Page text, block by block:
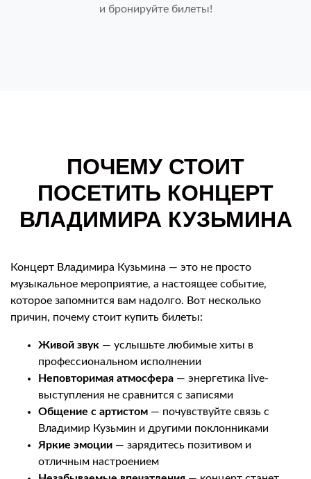
и бронируйте билеты!
ПОЧЕМУ СТОИТ
ПОСЕТИТЬ КОНЦЕРТ
ВЛАДИМИРА КУЗЬМИНА
Концерт Владимира Кузьмина — это не просто
музыкальное мероприятие, а настоящее событие,
которое запомнится вам надолго. Вот несколько
причин, почему стоит купить билеты:
Живой звук — услышьте любимые хиты в
профессиональном исполнении
Неповторимая атмосфера — энергетика live-
выступления не сравнится с записями
Общение с артистом — почувствуйте связь с
Владимир Кузьмин и другими поклонниками
Яркие эмоции — зарядитесь позитивом и
отличным настроением